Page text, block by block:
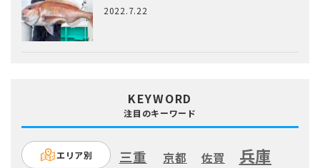
2022.7.22
KEYWORD
注目のキーワード
エリア別 三重 京都 佐賀 兵庫